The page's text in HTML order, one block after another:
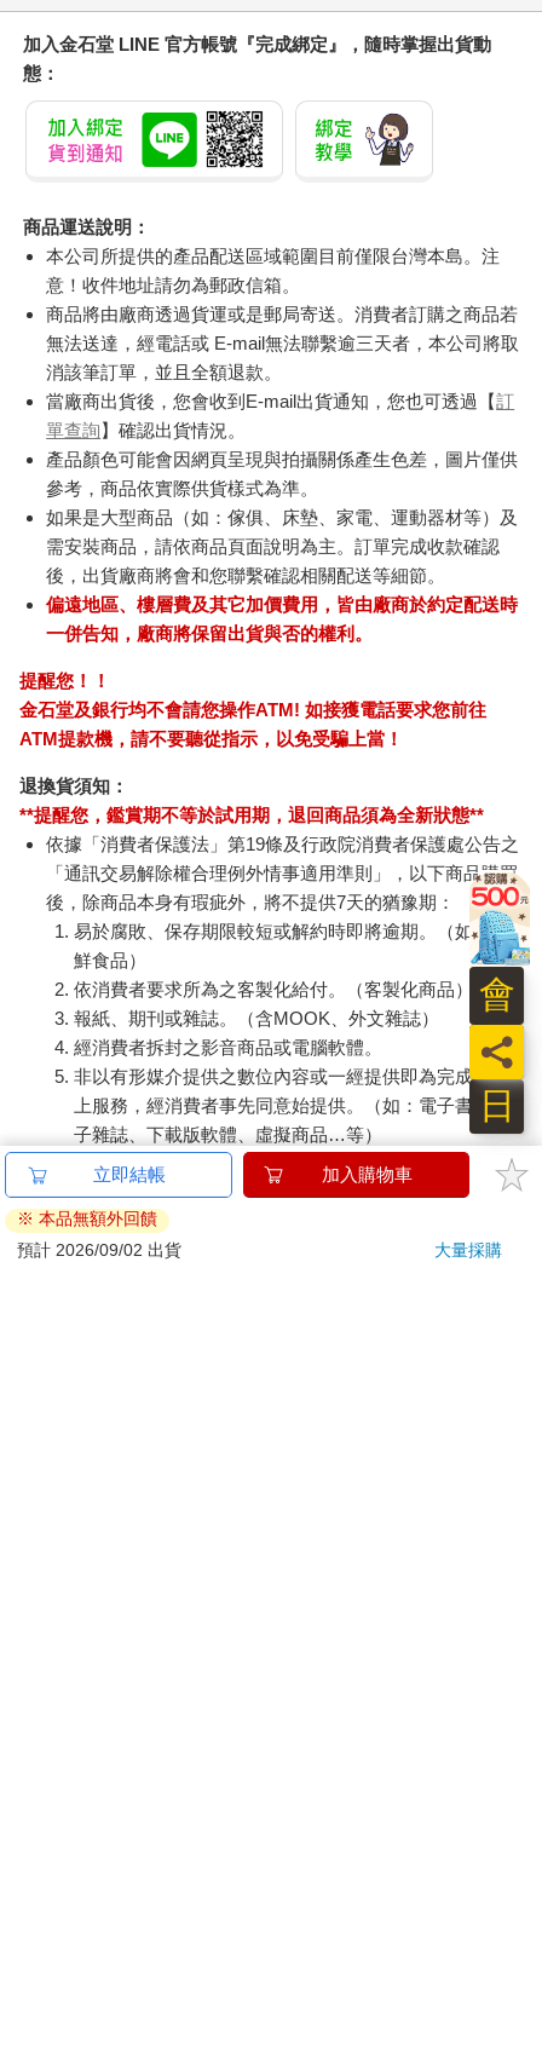
加入金石堂 LINE 官方帳號『完成綁定』，隨時掌握出貨動
態：
商品運送說明：
本公司所提供的產品配送區域範圍目前僅限台灣本島。注
意！收件地址請勿為郵政信箱。
商品將由廠商透過貨運或是郵局寄送。消費者訂購之商品若
無法送達，經電話或 E-mail無法聯繫逾三天者，本公司將取
消該筆訂單，並且全額退款。
當廠商出貨後，您會收到E-mail出貨通知，您也可透過【訂
單查詢】確認出貨情況。
產品顏色可能會因網頁呈現與拍攝關係產生色差，圖片僅供
參考，商品依實際供貨樣式為準。
如果是大型商品（如：傢俱、床墊、家電、運動器材等）及
需安裝商品，請依商品頁面說明為主。訂單完成收款確認
後，出貨廠商將會和您聯繫確認相關配送等細節。
偏遠地區、樓層費及其它加價費用，皆由廠商於約定配送時
一併告知，廠商將保留出貨與否的權利。
提醒您！！
金石堂及銀行均不會請您操作ATM! 如接獲電話要求您前往
ATM提款機，請不要聽從指示，以免受騙上當！
退換貨須知：
**提醒您，鑑賞期不等於試用期，退回商品須為全新狀態**
依據「消費者保護法」第19條及行政院消費者保護處公告之
「通訊交易解除權合理例外情事適用準則」，以下商品購買
後，除商品本身有瑕疵外，將不提供7天的猶豫期：
易於腐敗、保存期限較短或解約時即將逾期。（如：生
鮮食品）
依消費者要求所為之客製化給付。（客製化商品）
報紙、期刊或雜誌。（含MOOK、外文雜誌）
經消費者拆封之影音商品或電腦軟體。
非以有形媒介提供之數位內容或一經提供即為完成之線
上服務，經消費者事先同意始提供。（如：電子書、電
子雜誌、下載版軟體、虛擬商品…等）
已拆封之個人衛生用品。（如：內衣褲、刮鬍刀、除毛
刀…等）
若非上列種類商品，均享有到貨7天的猶豫期（含例假
日）。
立即結帳 加入購物車
※ 本品無額外回饋
預計 2026/09/02 出貨
大量採購
日
員
會